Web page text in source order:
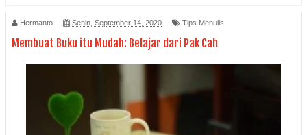
Hermanto Senin, September 14, 2020 Tips Menulis
Membuat Buku itu Mudah: Belajar dari Pak Cah